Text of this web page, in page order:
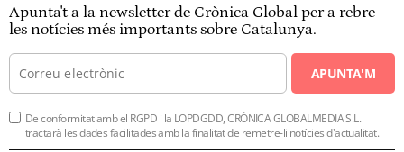
Apunta't a la newsletter de Crònica Global per a rebre
les notícies més importants sobre Catalunya.
APUNTA'M
De conformitat amb el RGPD i la LOPDGDD, CRÒNICA GLOBALMEDIA S.L.
tractarà les dades facilitades amb la finalitat de remetre-li notícies d'actualitat.